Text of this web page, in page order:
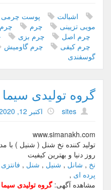
اشبالت پوست چرمی
مویی تزیینی
چرم
چرم اصل
چرم بزی
چرم کیفی
چرم گاومیش
گوسفندی
گروه تولیدی سیما
اکتبر 12, 2020 sites
www.simanakh.com
تولید کننده نخ شنل ( شنیل ) با
روز دنیا و بهترین کیفیت
نخ , شانل , شنیل , شنل , فانتزی
پرده ای ,
مشاهده آگهی:گروه تولیدی